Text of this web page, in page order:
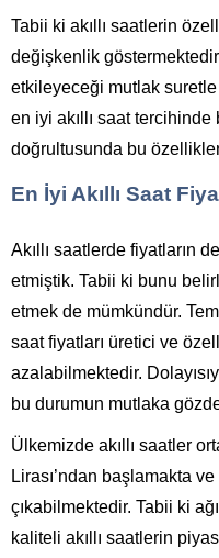
Tabii ki akıllı saatlerin
değişkenlik
etkileyeceği mutlak suretle
en iyi akıllı saat
doğrultusunda bu
En İyi Akıllı Saat
Akıllı saatlerde fiyatların
etmiştik. Tabii ki bunu
etmek de mümkündür.
saat fiyatları üretici ve
azalabilmektedir.
bu durumun mutlaka
Ülkemizde akıllı saatler
Lirası’ndan başlamakta
çıkabilmektedir. Tabii ki
kaliteli akıllı saatlerin